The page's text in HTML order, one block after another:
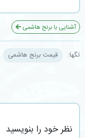
آشنایی با برنج هاشمی
تگ‎ها: قیمت برنج هاشمی
نظر خود را بنویسید